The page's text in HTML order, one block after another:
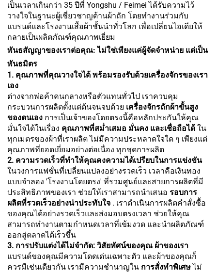
เป็นเวลาเกินกว่า 35 ปีที่ Yongshu / Feimei ได้รับความไว้
วางใจในฐานะผู้เชี่ยวชาญด้านผ้าถัก โดยทำงานร่วมกับ
แบรนด์และโรงงานเสื้อผ้าชั้นนำทั่วโลก เพื่อเปลี่ยนไอเดียให้
กลายเป็นผลิตภัณฑ์คุณภาพเยี่ยม
พันธสัญญาของเราต่อคุณ: ไม่ใช่เพียงแค่ผู้จัดจำหน่าย แต่เป็น
พันธมิตร
1. คุณภาพที่คุณวางใจได้ พร้อมรองรับด้วยเครื่องจักรของเรา
เอง
ต่างจากพ่อค้าคนกลางหรือตัวแทนทั่วไป เราควบคุม
กระบวนการผลิตตั้งแต่ต้นจนจบด้วย เครื่องจักรถักผ้าขั้นสูง
ของตนเอง การเป็นเจ้าของโดยตรงนี้คือหลักประกันให้คุณ
มั่นใจได้ในเรื่อง คุณภาพที่สม่ำเสมอ มั่นคง และเชื่อถือได้ ใน
ทุกเมตรของผ้าที่เราผลิต ไม่มีความประหลาดใจใด ๆ เพียงแต่
คุณภาพที่ยอดเยี่ยมอย่างต่อเนื่อง ทุกชุดการผลิต
2. ความรวดเร็วที่ทำให้คุณคงความได้เปรียบในการแข่งขัน
ในวงการแฟชั่นที่เปลี่ยนแปลงอย่างรวดเร็ว เวลาคือเงินทอง
แบบจำลอง 'โรงงานโดยตรง' ที่รวมศูนย์และสายการผลิตที่มี
ประสิทธิภาพของเรา ช่วยให้เราสามารถนำเสนอ รอบการ
ผลิตที่รวดเร็วอย่างน่าประทับใจ . เราดำเนินการผลิตคำสั่งซื้อ
ของคุณได้อย่างรวดเร็วและส่งมอบตรงเวลา ช่วยให้คุณ
สามารถทำงานตามกำหนดเวลาที่เข้มงวด และนำผลิตภัณฑ์
ออกสู่ตลาดได้เร็วขึ้น
3. การปรับแต่งได้ไม่จำกัด: วิสัยทัศน์ของคุณ ผ้าของเรา
แบรนด์ของคุณมีความโดดเด่นเฉพาะตัว และผ้าของคุณก็
ควรมีเช่นเดียวกัน เรามีความชำนาญใน การสั่งทำพิเศษไม่